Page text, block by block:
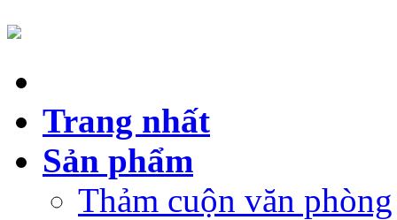
Trang nhất
Sản phẩm
Thảm cuộn văn phòng